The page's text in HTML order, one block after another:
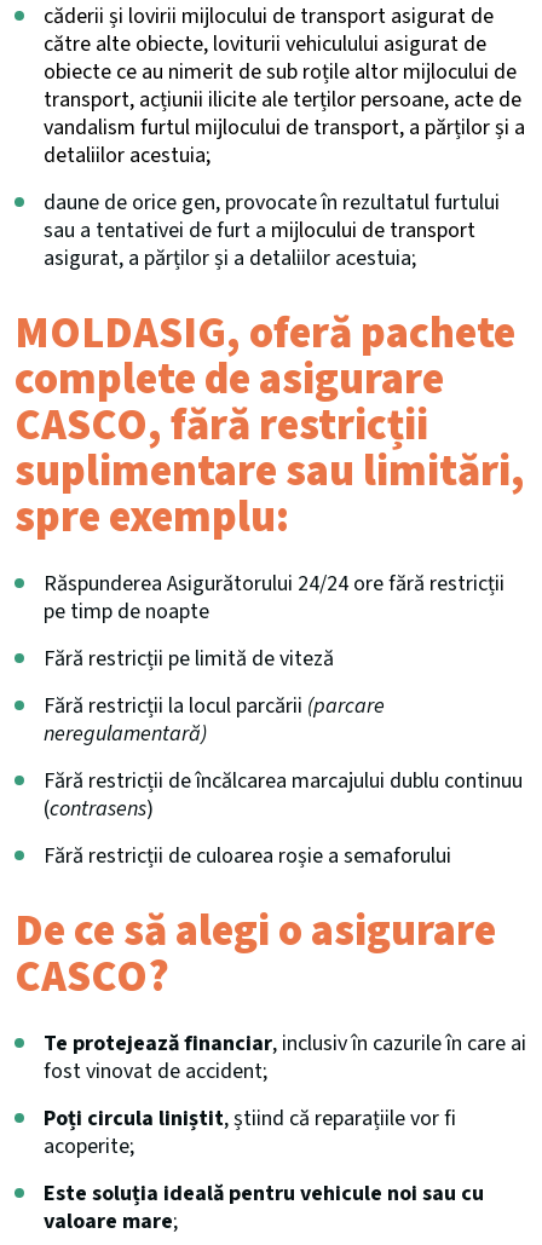
căderii și lovirii mijlocului de transport asigurat de
către alte obiecte, loviturii vehiculului asigurat de
obiecte ce au nimerit de sub roțile altor mijlocului de
transport, acțiunii ilicite ale terților persoane, acte de
vandalism furtul mijlocului de transport, a părților și a
detaliilor acestuia;
daune de orice gen, provocate în rezultatul furtului
sau a tentativei de furt a mijlocului de transport
asigurat, a părților și a detaliilor acestuia;
MOLDASIG, oferă pachete
complete de asigurare
CASCO, fără restricții
suplimentare sau limitări,
spre exemplu:
Răspunderea Asigurătorului 24/24 ore fără restricții
pe timp de noapte
Fără restricții pe limită de viteză
Fără restricții la locul parcării (parcare
neregulamentară)
Fără restricții de încălcarea marcajului dublu continuu
(contrasens)
Fără restricții de culoarea roșie a semaforului
De ce să alegi o asigurare
CASCO?
Te protejează financiar, inclusiv în cazurile în care ai
fost vinovat de accident;
Poți circula liniștit, știind că reparațiile vor fi
acoperite;
Este soluția ideală pentru vehicule noi sau cu
valoare mare;